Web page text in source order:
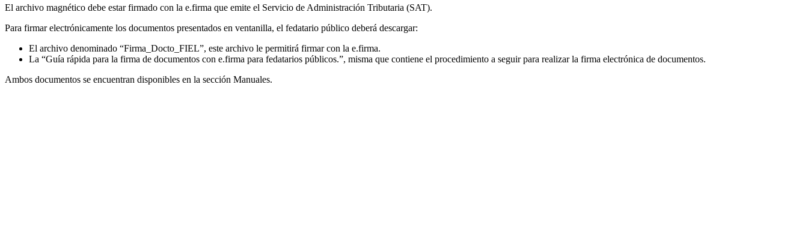
El archivo magnético debe estar firmado con la e.firma que emite el Servicio de Administración Tributaria (SAT).
Para firmar electrónicamente los documentos presentados en ventanilla, el fedatario público deberá descargar:
El archivo denominado “Firma_Docto_FIEL”, este archivo le permitirá firmar con la e.firma.
La “Guía rápida para la firma de documentos con e.firma para fedatarios públicos.”, misma que contiene el procedimiento a seguir para realizar la firma electrónica de documentos.
Ambos documentos se encuentran disponibles en la sección Manuales.